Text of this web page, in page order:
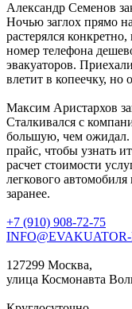
Александр Семенов
Ночью заглох прямо
растерялся
номер телефона
эвакуаторов.
влетит в копеечку, но
Максим Аристархов
Сталкивался с
большую, чем ожидал.
прайс, чтобы узнать
расчет стоимости
легкового
заранее.
+7 (910) 908-72-75
127299 Москва,
улица Космонавта